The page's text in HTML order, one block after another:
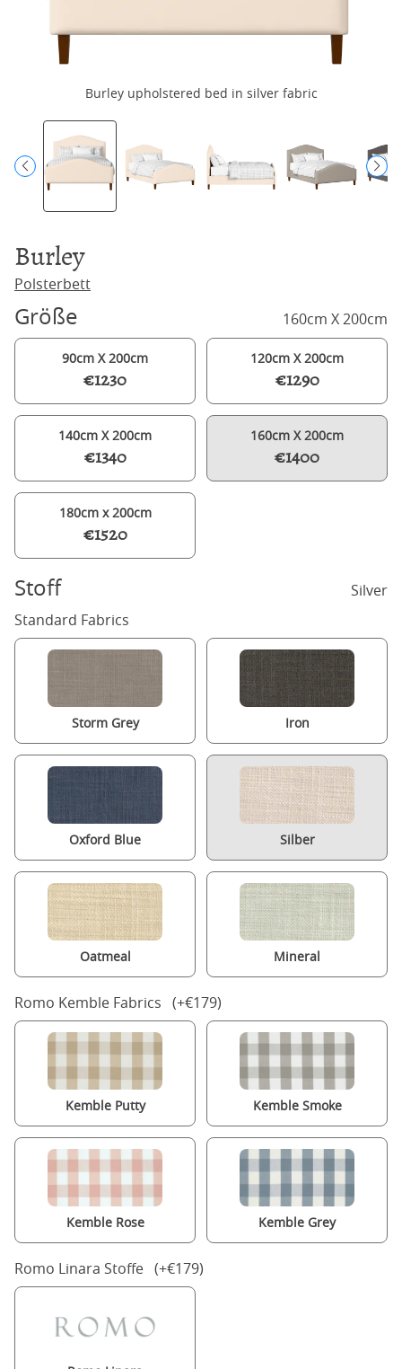
Burley upholstered bed in silver fabric
Burley
Polsterbett
Größe 160cm X 200cm
90cm X 200cm
€1230
120cm X 200cm
€1290
140cm X 200cm
€1340
160cm X 200cm
€1400
180cm x 200cm
€1520
Stoff
Silver
Standard Fabrics
Storm Grey Iron
Oxford Blue Silber
Oatmeal Mineral
Romo Kemble Fabrics (+€179)
Kemble Putty Kemble Smoke
Kemble Rose Kemble Grey
Romo Linara Stoffe (+€179)